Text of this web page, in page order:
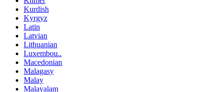
Kurdish
Kyrgyz
Latin
Latvian
Lithuanian
Luxembou..
Macedonian
Malagasy
Malay
Malayalam